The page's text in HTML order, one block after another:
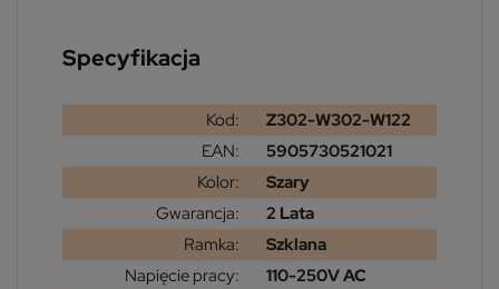
Specyfikacja
Kod:
Z302-W302-W122
EAN:
5905730521021
Kolor:
Szary
Gwarancja:
2 Lata
Ramka:
Szklana
Napięcie pracy:
110-250V AC